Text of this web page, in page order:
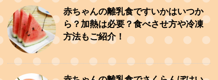
赤ちゃんの離乳食ですいかはいつか
ら？加熱は必要？食べさせ方や冷凍
方法もご紹介！